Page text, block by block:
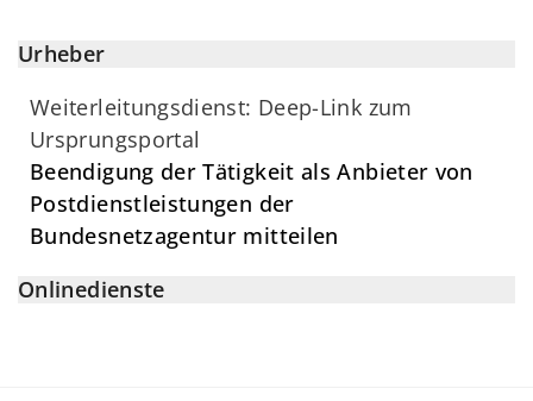
Urheber
Weiterleitungsdienst: Deep-Link zum
Ursprungsportal
Beendigung der Tätigkeit als Anbieter von
Postdienstleistungen der
Bundesnetzagentur mitteilen
Onlinedienste